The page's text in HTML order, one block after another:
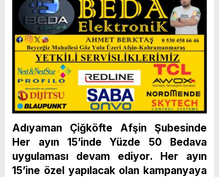
Adıyaman Çiğköfte Afşin Şubesinde
Her ayın 15’inde Yüzde 50 Bedava
uygulaması devam ediyor. Her ayın
15’ine özel yapılacak olan kampanyaya